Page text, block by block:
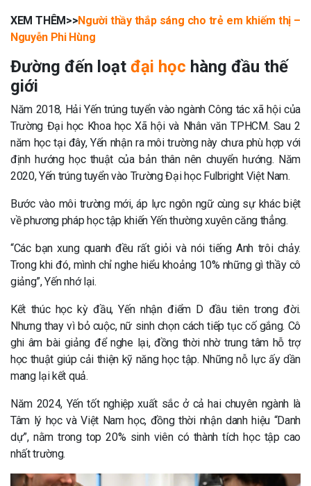
XEM THÊM>>Người thầy thắp sáng cho trẻ em khiếm thị –
Nguyễn Phi Hùng
Đường đến loạt đại học hàng đầu thế
giới
Năm 2018, Hải Yến trúng tuyển vào ngành Công tác xã hội của
Trường Đại học Khoa học Xã hội và Nhân văn TPHCM. Sau 2
năm học tại đây, Yến nhận ra môi trường này chưa phù hợp với
định hướng học thuật của bản thân nên chuyển hướng. Năm
2020, Yến trúng tuyển vào Trường Đại học Fulbright Việt Nam.
Bước vào môi trường mới, áp lực ngôn ngữ cùng sự khác biệt
về phương pháp học tập khiến Yến thường xuyên căng thẳng.
“Các bạn xung quanh đều rất giỏi và nói tiếng Anh trôi chảy.
Trong khi đó, mình chỉ nghe hiểu khoảng 10% những gì thầy cô
giảng”, Yến nhớ lại.
Kết thúc học kỳ đầu, Yến nhận điểm D đầu tiên trong đời.
Nhưng thay vì bỏ cuộc, nữ sinh chọn cách tiếp tục cố gắng. Cô
ghi âm bài giảng để nghe lại, đồng thời nhờ trung tâm hỗ trợ
học thuật giúp cải thiện kỹ năng học tập. Những nỗ lực ấy dần
mang lại kết quả.
Năm 2024, Yến tốt nghiệp xuất sắc ở cả hai chuyên ngành là
Tâm lý học và Việt Nam học, đồng thời nhận danh hiệu “Danh
dự”, nằm trong top 20% sinh viên có thành tích học tập cao
nhất trường.